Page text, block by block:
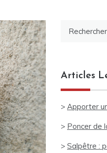
Articles
> Apporter
> Poncer de
> Salpêtre :